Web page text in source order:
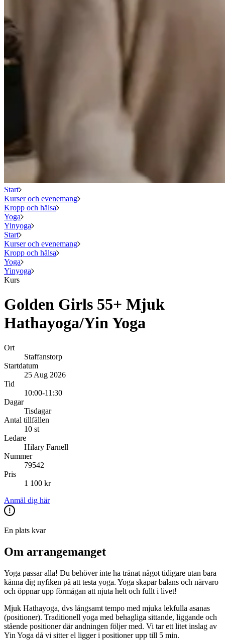
Start
Kurser och evenemang
Kropp och hälsa
Yoga
Yinyoga
Start
Kurser och evenemang
Kropp och hälsa
Yoga
Yinyoga
Kurs
Golden Girls 55+ Mjuk
Hathayoga/Yin Yoga
Ort
Staffanstorp
Startdatum
25 Aug 2026
Tid
10:00-11:30
Dagar
Tisdagar
Antal tillfällen
10 st
Ledare
Hilary Farnell
Nummer
79542
Pris
1 100 kr
Anmäl dig här
En plats kvar
Om arrangemanget
Yoga passar alla! Du behöver inte ha tränat något tidigare utan bara
känna dig nyfiken på att testa yoga. Yoga skapar balans och närvaro
och öppnar upp förmågan att njuta helt och fullt i livet!
Mjuk Hathayoga, dvs långsamt tempo med mjuka lekfulla asanas
(positioner). Traditionell yoga med behagliga sittande, liggande och
stående positioner där andningen följer med. Vi tar ett litet inslag av
Yin Yoga då vi sitter el ligger i positioner upp till 5 min.